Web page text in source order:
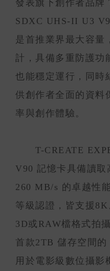
發表旗下創作者品牌
SDXC UHS-II U3
是首推業界最大容量
計，具備多重防護功
也能穩定運行，同時
供創作者全面的資料
率與創作體驗。
T-CREATE
V90 記憶卡具備讀取
260 MB/s 的卓越性
等級認證，皆支援
3D或RAW檔格式拍
首款2TB 儲存空間
用於電影級數位攝影